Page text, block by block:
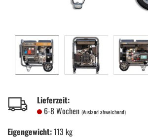
Lieferzeit:
6-8 Wochen (Ausland abweichend)
Eigengewicht:113 kg